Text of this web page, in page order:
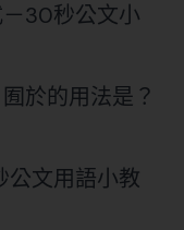
－30秒公文小
於的用法是？
公文用語小教